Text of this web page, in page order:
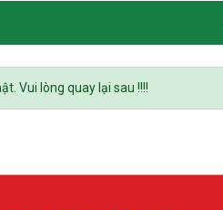
Vui lòng quay lại sau !!!!